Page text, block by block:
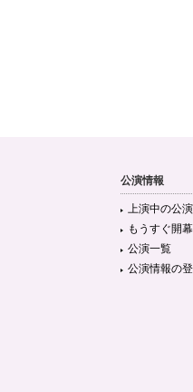
公演情報
上演中の公演
もうすぐ開
公演一覧
公演情報の